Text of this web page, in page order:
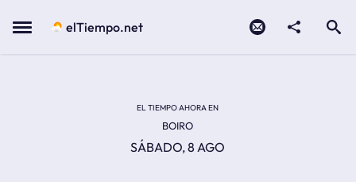
Menu elTiempo.net
EL TIEMPO AHORA EN
BOIRO
SÁBADO, 8 AGO